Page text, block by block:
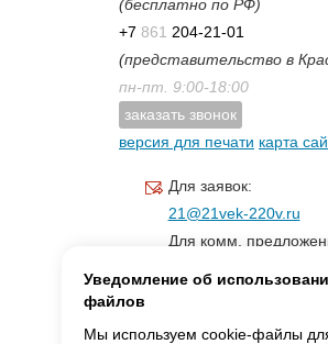
(бесплатно по РФ)
+7 861 204-21-01
(представительство в
пн-пт. 9:00-18:00
заказать звонок
версия для печати карта
Для заявок:
21@21vek-220v.ru
Для комм.
Уведомление об
файлов
Мы используем cookie-файлы